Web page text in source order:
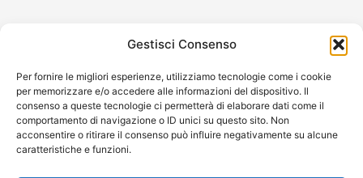
Gestisci Consenso
Per fornire le migliori esperienze, utilizziamo tecnologie come i cookie
per memorizzare e/o accedere alle informazioni del dispositivo. Il
consenso a queste tecnologie ci permetterà di elaborare dati come il
comportamento di navigazione o ID unici su questo sito. Non
acconsentire o ritirare il consenso può influire negativamente su alcune
caratteristiche e funzioni.